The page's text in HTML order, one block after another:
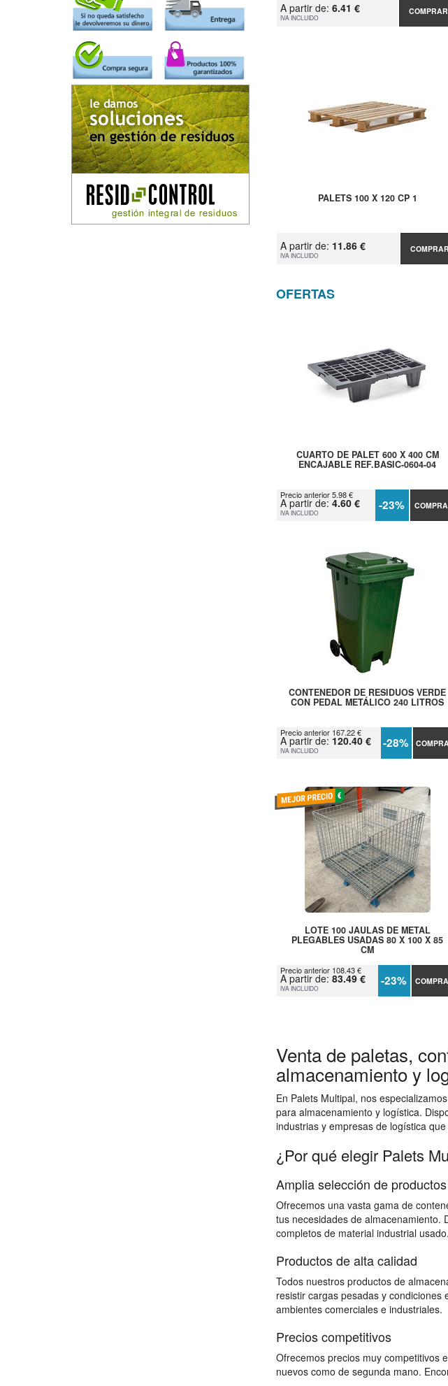
A partir de: 6.41 €
IVA INCLUIDO
COMPRAR
PALETS 100 X 120 CP 1
A partir de: 11.86 €
IVA INCLUIDO
COMPRAR
OFERTAS
CUARTO DE PALET 600 X 400 CM
ENCAJABLE REF.BASIC-0604-04
Precio anterior 5.98 €
A partir de: 4.60 €
IVA INCLUIDO -23%
CONTENEDOR DE RESIDUOS VERDE
CON PEDAL METÁLICO 240 LITROS
Precio anterior 167.22 €
A partir de: 120.40 €
IVA INCLUIDO -28%
LOTE 100 JAULAS DE METAL
PLEGABLES USADAS 80 X 100 X 85
CM
Precio anterior 108.43 €
A partir de: 83.49 €
IVA INCLUIDO -23%
Venta de paletas,
almacenamiento y
En Palets Multipal, nos
para almacenamiento y logística.
industrias y empresas de logística
¿Por qué elegir Palets
Amplia selección de
Ofrecemos una vasta gama de
tus necesidades de almacenamiento.
completos de material industrial usado.
Productos de alta calidad
Todos nuestros productos de
resistir cargas pesadas y
ambientes comerciales e industriales.
Precios competitivos
Ofrecemos precios muy competitivos
nuevos como de segunda mano.